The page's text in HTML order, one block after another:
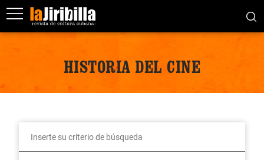
HISTORIA DEL CINE